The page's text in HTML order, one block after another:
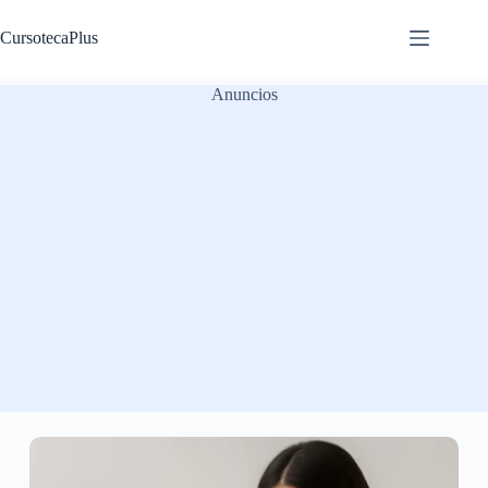
al
contenido
CursotecaPlus
Anuncios